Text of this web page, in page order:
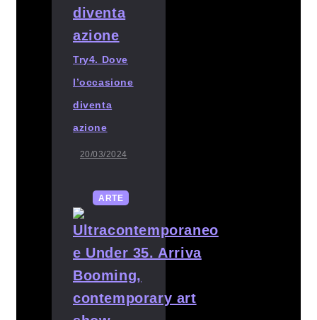
Try4. Dove
l’occasione
diventa
azione
20/03/2024
ARTE